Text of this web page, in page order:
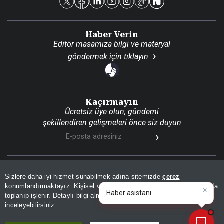
Sizlere daha iyi hizmet sunabilmek adına sitemizdeçerez
konumlandırmaktayız. Kişisel verileriniz, KVKK ve GDPR kapsamında
toplanıp işlenir. Detaylı bilgi almak içinAydınlatma Metnimizi
inceleyebilirsiniz.
Haber Verin
Editör masamıza bilgi ve materyal
göndermek için tıklayın
Kaçırmayın
Ücretsiz üye olun, gündemi
şekillendiren gelişmeleri önce siz duyun
© 2026 İhlas Medya Grubu. Tüm Hakları Saklıdır
Son DakikaSite HaritasıRSSKVKK Aydınlatma Metni
Gizlilik PolitikasıÇerez Politikası
×
|